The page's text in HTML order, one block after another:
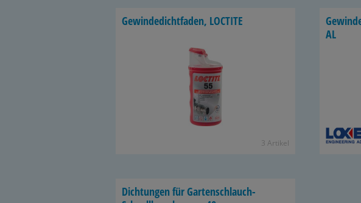
Ge­win­de­dicht­fa­den, LOC­TI­TE
3 Ar­ti­kel
AL
Dich­tun­gen für Gartenschlauch-​